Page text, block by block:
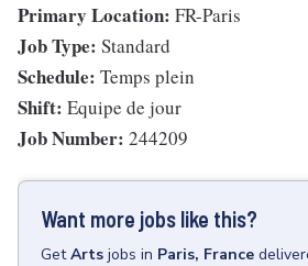
Primary Location: FR-Paris
Job Type: Standard
Schedule: Temps plein
Shift: Equipe de jour
Job Number: 244209
Want more jobs like this?
GetArts jobs in Paris, France